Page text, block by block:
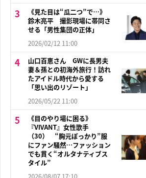
《見た目は“瓜二つ”で…》
鈴木亮平 撮影現場に帯同さ
せる「男性集団の正体」
2026/02/12 11:00
山口百恵さん GWに長男夫
妻＆孫との初海外旅行！訪れ
たアイドル時代から愛する
「思い出のリゾート」
2026/05/22 11:00
《目のやり場に困る》
『VIVANT』女性歌手
（30） “胸元ぽっかり”服
にファン騒然…ファッション
でも貫く“オルタナティブス
タイル”